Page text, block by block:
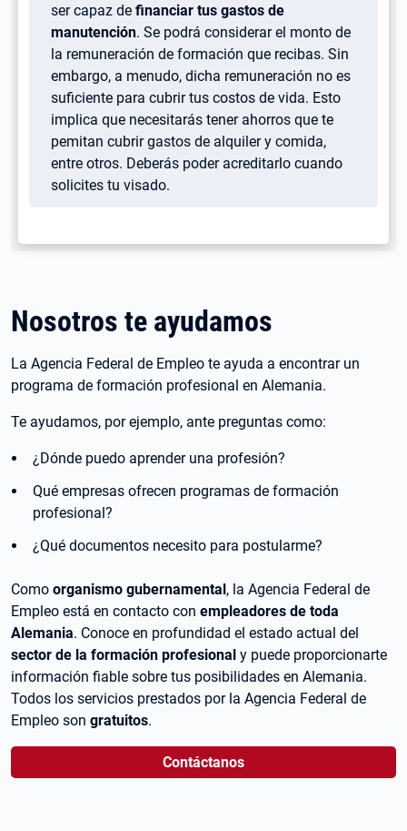
ser capaz definanciar tus gastos de
manutención. Se podrá considerar el monto de
la remuneración de formación que recibas. Sin
embargo, a menudo, dicha remuneración no es
suficiente para cubrir tus costos de vida. Esto
implica que necesitarás tener ahorros que te
pemitan cubrir gastos de alquiler y comida,
entre otros. Deberás poder acreditarlo cuando
solicites tu visado.
Nosotros te ayudamos
La Agencia Federal de Empleo te ayuda a encontrar un
programa de formación profesional en Alemania.
Te ayudamos, por ejemplo, ante preguntas como:
¿Dónde puedo aprender una profesión?
Qué empresas ofrecen programas de formación
profesional?
¿Qué documentos necesito para postularme?
Como organismo gubernamental, la Agencia Federal de
Empleo está en contacto con empleadores de toda
Alemania. Conoce en profundidad el estado actual del
sector de la formación profesional y puede proporcionarte
información fiable sobre tus posibilidades en Alemania.
Todos los servicios prestados por la Agencia Federal de
Empleo son gratuitos.
Contáctanos